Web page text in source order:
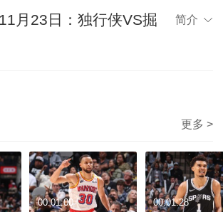
月23日：独行侠VS掘
简介
更多 >
00:01:00 00:01:28